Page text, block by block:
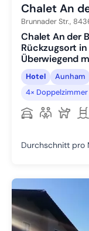
Chalet An
Brunnader Str.,
Chalet An der
Rückzugsort
Überwiegend
Hotel Aunham
4×
Durchschnitt pro